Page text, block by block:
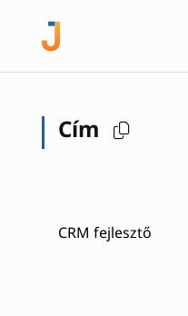
Cím
CRM fejlesztő